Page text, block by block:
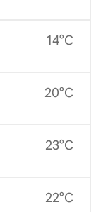
14°C
20°C
23°C
22°C